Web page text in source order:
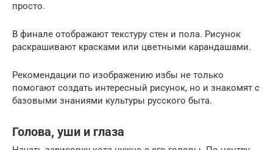
просто.
В финале отображают текстуру стен и пола. Рисунок
раскрашивают красками или цветными карандашами.
Рекомендации по изображению избы не только
помогают создать интересный рисунок, но и знакомят с
базовыми знаниями культуры русского быта.
Голова, уши и глаза